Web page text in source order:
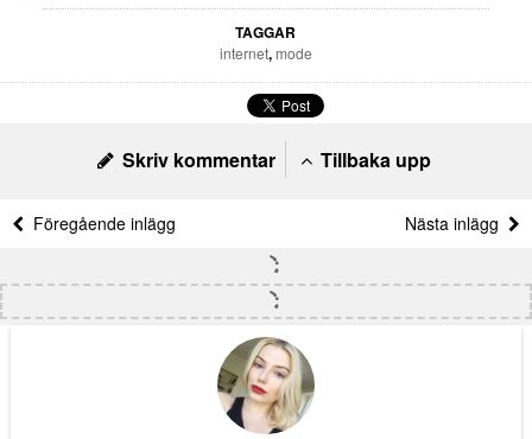
TAGGAR
internet,mode
Skriv kommentar Tillbaka upp
Föregående inlägg Nästa inlägg